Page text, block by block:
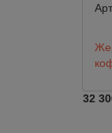
32